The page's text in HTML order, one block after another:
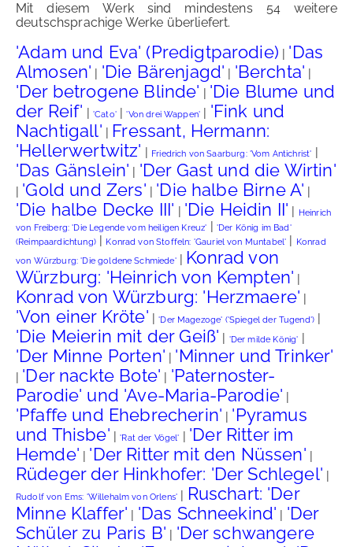
Mit diesem Werk sind mindestens 54 weitere
deutschsprachige Werke überliefert.
'Adam und Eva' (Predigtparodie) | 'Das
Almosen' | 'Die Bärenjagd' | 'Berchta' |
'Der betrogene Blinde' | 'Die Blume und
der Reif' | 'Cato'|'Von drei Wappen' | 'Fink und
Nachtigall' | Fressant, Hermann:
'Hellerwertwitz' | Friedrich von Saarburg: 'Vom Antichrist' |
'Das Gänslein' | 'Der Gast und die Wirtin'
| 'Gold und Zers' | 'Die halbe Birne A' |
'Die halbe Decke III' | 'Die Heidin II' | Heinrich
von Freiberg: 'Die Legende vom heiligen Kreuz' | 'Der König im Bad'
(Reimpaardichtung)| Konrad von Stoffeln: 'Gauriel von Muntabel' | Konrad
von Würzburg: 'Die goldene Schmiede'| Konrad von
Würzburg: 'Heinrich von Kempten' |
Konrad von Würzburg: 'Herzmaere' |
'Von einer Kröte' |'Der Magezoge' ('Spiegel der Tugend') |
'Die Meierin mit der Geiß' | 'Der milde König' |
'Der Minne Porten' | 'Minner und Trinker'
| 'Der nackte Bote' | 'Paternoster-
Parodie' und 'Ave-Maria-Parodie' |
'Pfaffe und Ehebrecherin' | 'Pyramus
und Thisbe' |'Rat der Vögel' | 'Der Ritter im
Hemde' | 'Der Ritter mit den Nüssen' |
Rüdeger der Hinkhofer: 'Der Schlegel' |
Rudolf von Ems: 'Willehalm von Orlens' | Ruschart: 'Der
Minne Klaffer' | 'Das Schneekind' | 'Der
Schüler zu Paris B' | 'Der schwangere